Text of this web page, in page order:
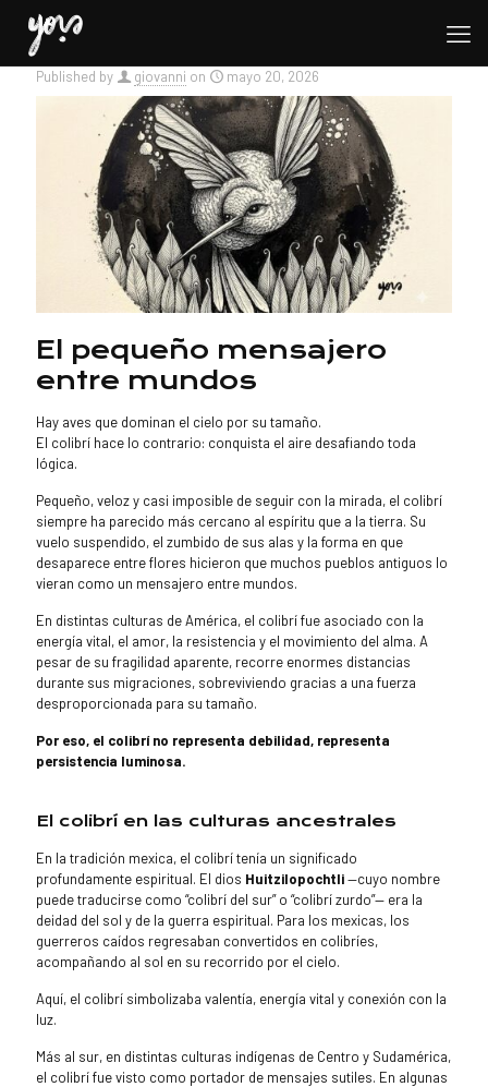
Published by giovanni on mayo 20, 2026
El pequeño mensajero
entre mundos
Hay aves que dominan el cielo por su tamaño.
El colibrí hace lo contrario: conquista el aire desafiando toda
lógica.
Pequeño, veloz y casi imposible de seguir con la mirada, el colibrí
siempre ha parecido más cercano al espíritu que a la tierra. Su
vuelo suspendido, el zumbido de sus alas y la forma en que
desaparece entre flores hicieron que muchos pueblos antiguos lo
vieran como un mensajero entre mundos.
En distintas culturas de América, el colibrí fue asociado con la
energía vital, el amor, la resistencia y el movimiento del alma. A
pesar de su fragilidad aparente, recorre enormes distancias
durante sus migraciones, sobreviviendo gracias a una fuerza
desproporcionada para su tamaño.
Por eso, el colibrí no representa debilidad, representa
persistencia luminosa.
El colibrí en las culturas ancestrales
En la tradición mexica, el colibrí tenía un significado
profundamente espiritual. El dios Huitzilopochtli—cuyo nombre
puede traducirse como “colibrí del sur” o “colibrí zurdo”— era la
deidad del sol y de la guerra espiritual. Para los mexicas, los
guerreros caídos regresaban convertidos en colibríes,
acompañando al sol en su recorrido por el cielo.
Aquí, el colibrí simbolizaba valentía, energía vital y conexión con la
luz.
Más al sur, en distintas culturas indígenas de Centro y Sudamérica,
el colibrí fue visto como portador de mensajes sutiles. En algunas